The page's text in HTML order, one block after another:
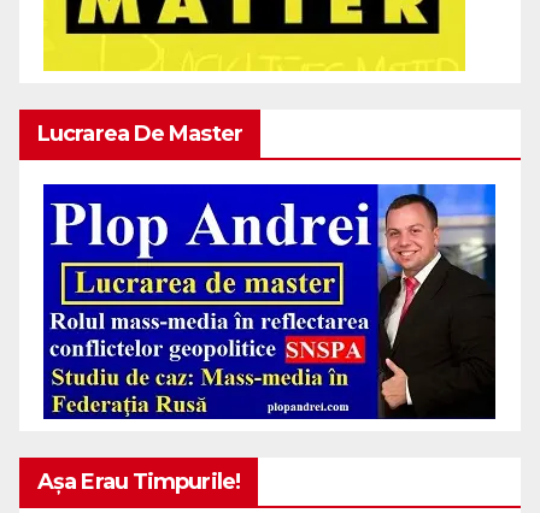
Lucrarea De Master
Așa Erau Timpurile!